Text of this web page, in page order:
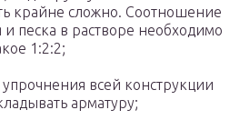
крайне сложно. Соотношение
песка в растворе необходимо
1:2:2;
всей конструкции
арматуру;